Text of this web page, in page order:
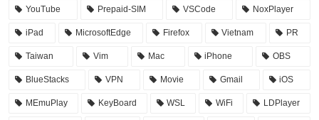
YouTube Prepaid-SIM VSCode NoxPlayer
iPad MicrosoftEdge Firefox Vietnam PR
Taiwan Vim Mac iPhone OBS
BlueStacks VPN Movie Gmail iOS
MEmuPlay KeyBoard WSL WiFi LDPlayer